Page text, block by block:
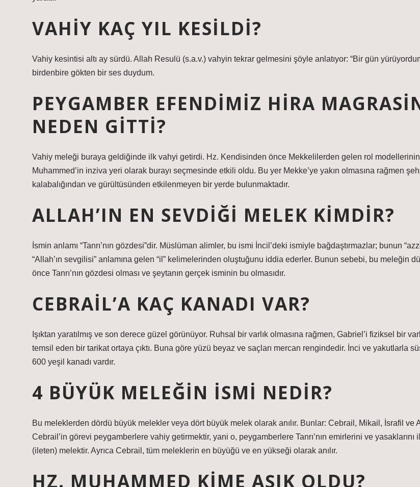
VAHIY KAÇ YIL KESILDI?
Vahiy kesintisi altı ay sürdü. Allah Resulü (s.a.v.) vahyin tekrar gelmesini şöyle anlatıyor: “Bir gün
birdenbire gökten bir ses duydum.
PEYGAMBER EFENDIMIZ HIRA
NEDEN GITTI?
Vahiy meleği buraya geldiğinde ilk vahyi getirdi. Hz. Kendisinden önce Mekkelilerden gelen rol modellerinin
Muhammed’in inziva yeri olarak burayı seçmesinde etkili oldu. Bu yer Mekke’ye yakın olmasına rağmen
kalabalığından ve gürültüsünden etkilenmeyen bir yerde bulunmaktadır.
ALLAH’IN EN SEVDIĞI MELEK KIMDIR?
İsmin anlamı “Tanrı’nın gözdesi”dir. Müslüman alimler, bu ismi İncil’deki ismiyle bağdaştırmazlar; bunun
“Allah’ın sevgilisi” anlamına gelen “il” kelimelerinden oluştuğunu iddia ederler. Bunun sebebi, bu meleğin
önce Tanrı’nın gözdesi olması ve şeytanın gerçek isminin bu olmasıdır.
CEBRAIL’A KAÇ KANADI VAR?
Işıktan yaratılmış ve son derece güzel görünüyor. Ruhsal bir varlık olmasına rağmen, Gabriel’i fiziksel bir
temsil eden bir tarikat ortaya çıktı. Buna göre yüzü beyaz ve saçları mercan rengindedir. İnci ve yakutlarla
600 yeşil kanadı vardır.
4 BÜYÜK MELEĞIN ISMI NEDIR?
Bu meleklerden dördü büyük melekler veya dört büyük melek olarak anılır. Bunlar: Cebrail, Mikail, İsrafil ve
Cebrail’in görevi peygamberlere vahiy getirmektir, yani o, peygamberlere Tanrı’nın emirlerini ve yasaklarını
(ileten) melektir. Ayrıca Cebrail, tüm meleklerin en büyüğü ve en yükseği olarak anılır.
HZ. MUHAMMED KIME AŞIK OLDU?